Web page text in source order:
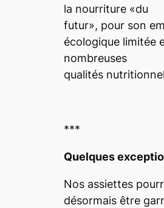
la nourriture «du
futur», pour son
écologique limitée
nombreuses
qualités
***
Quelques
Nos assiettes
désormais être